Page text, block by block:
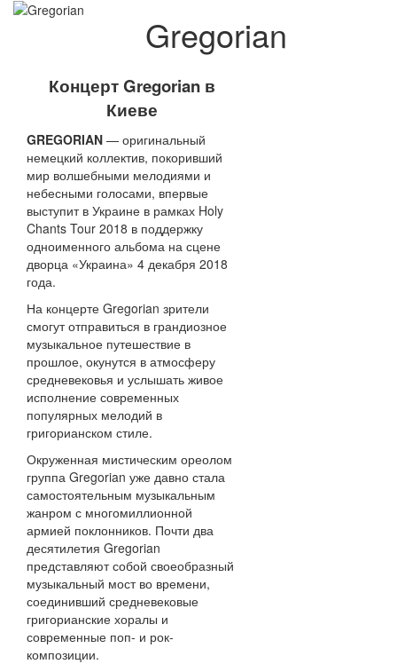
Gregorian
Концерт Gregorian в
Киеве
GREGORIAN — оригинальный
немецкий коллектив, покоривший
мир волшебными мелодиями и
небесными голосами, впервые
выступит в Украине в рамках Holy
Chants Tour 2018 в поддержку
одноименного альбома на сцене
дворца «Украина» 4 декабря 2018
года.
На концерте Gregorian зрители
смогут отправиться в грандиозное
музыкальное путешествие в
прошлое, окунутся в атмосферу
средневековья и услышать живое
исполнение современных
популярных мелодий в
григорианском стиле.
Окруженная мистическим ореолом
группа Gregorian уже давно стала
самостоятельным музыкальным
жанром с многомиллионной
армией поклонников. Почти два
десятилетия Gregorian
представляют собой своеобразный
музыкальный мост во времени,
соединивший средневековые
григорианские хоралы и
современные поп- и рок-
композиции.